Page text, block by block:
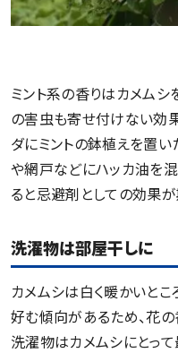
ミント系の香りはカメムシ
の害虫も寄せ付けない効
ダにミントの鉢植えを置
や網戸などにハッカ油を
ると忌避剤としての効果が
洗濯物は部屋干しに
カメムシは白く暖かいとこ
好む傾向があるため、花
洗濯物はカメムシにとっ